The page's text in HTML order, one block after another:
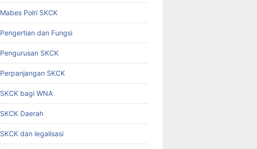
Mabes Polri SKCK
Pengertian dan Fungsi
Pengurusan SKCK
Perpanjangan SKCK
SKCK bagi WNA
SKCK Daerah
SKCK dan legalisasi